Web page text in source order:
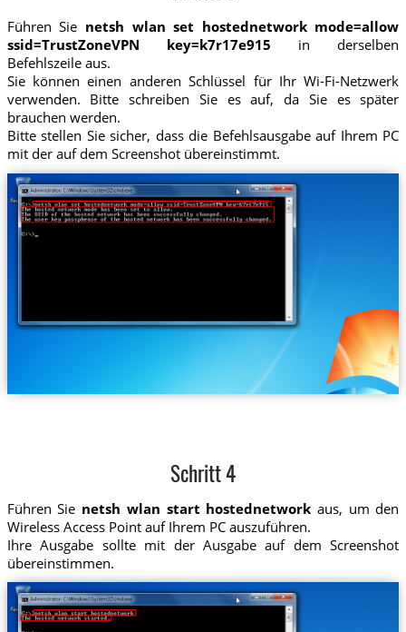
Führen Sie netsh wlan set hostednetwork mode=allow
ssid=TrustZoneVPN key=k7r17e915 in derselben
Befehlszeile aus.
Sie können einen anderen Schlüssel für Ihr Wi-Fi-Netzwerk
verwenden. Bitte schreiben Sie es auf, da Sie es später
brauchen werden.
Bitte stellen Sie sicher, dass die Befehlsausgabe auf Ihrem PC
mit der auf dem Screenshot übereinstimmt.
Schritt 4
Führen Sie netsh wlan start hostednetwork aus, um den
Wireless Access Point auf Ihrem PC auszuführen.
Ihre Ausgabe sollte mit der Ausgabe auf dem Screenshot
übereinstimmen.